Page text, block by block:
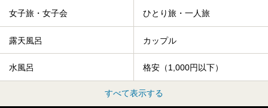
女子旅・女子会 ひとり旅・一人旅
露天風呂 カップル
水風呂 格安（1,000円以下）
すべて表示する